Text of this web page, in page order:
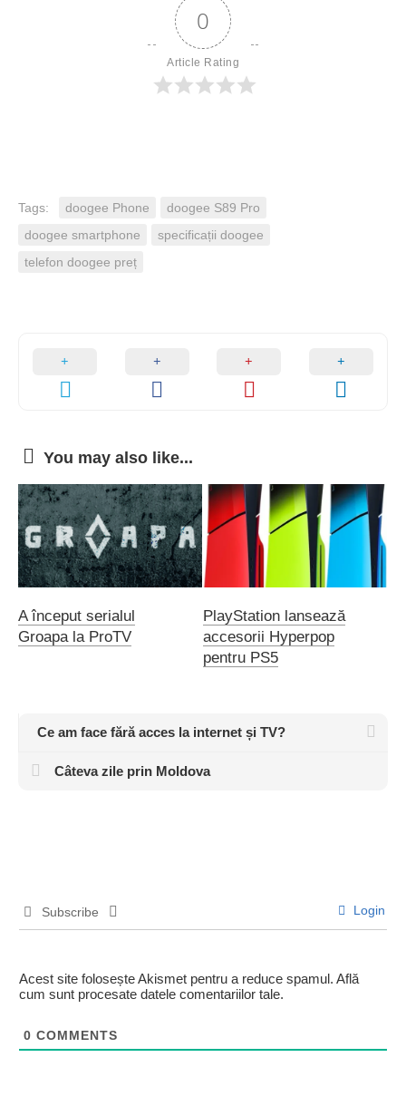
0
Article Rating
Tags: doogee Phone
doogee S89 Pro
doogee smartphone
specificații doogee
telefon doogee preț
You may also like...
A început serialul
Groapa la ProTV
PlayStation lansează
accesorii Hyperpop
pentru PS5
Ce am face fără acces la internet și TV?
Câteva zile prin Moldova
Subscribe Login
Acest site folosește Akismet pentru a reduce spamul. Află
cum sunt procesate datele comentariilor tale.
0 COMMENTS